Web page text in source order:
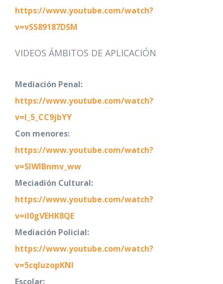
https://www.youtube.com/watch?
v=vSS89187DSM
VIDEOS ÁMBITOS DE APLICACIÓN
Mediación Penal:
https://www.youtube.com/watch?
v=I_5_CC9jbYY
Con menores:
https://www.youtube.com/watch?
v=SlWIBnmv_ww
Meciadión Cultural:
https://www.youtube.com/watch?
v=il0gVEHK8QE
Mediación Policial:
https://www.youtube.com/watch?
v=5cqluzopKNI
Escolar: